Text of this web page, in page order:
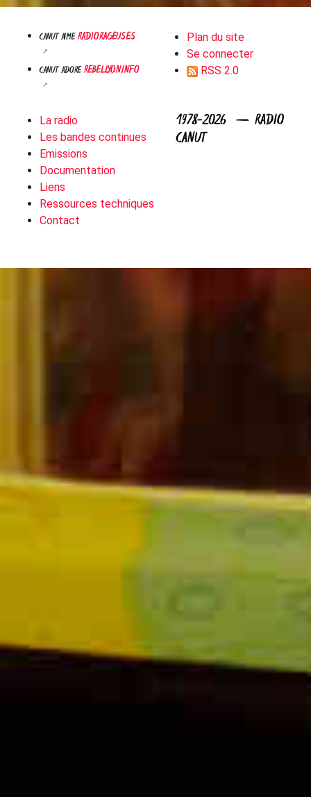
CANUT AIMERADIORAGEUSES
CANUT ADOREREBELLYON.INFO
Plan du site
Se connecter
RSS 2.0
La radio
Les bandes continues
Emissions
Documentation
Liens
Ressources techniques
Contact
1978-2026 — RADIO
CANUT